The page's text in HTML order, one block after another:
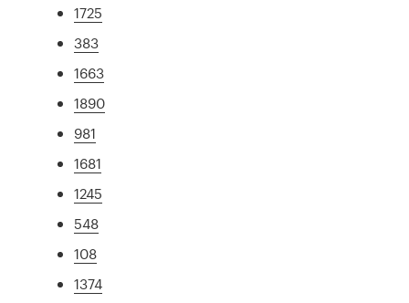
1725
383
1663
1890
981
1681
1245
548
108
1374